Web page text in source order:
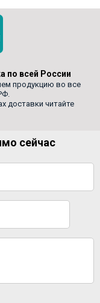
по всей России
продукцию во все
доставки читайте
сейчас